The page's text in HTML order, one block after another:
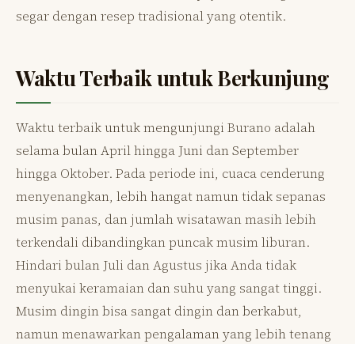
segar dengan resep tradisional yang otentik.
Waktu Terbaik untuk Berkunjung
Waktu terbaik untuk mengunjungi Burano adalah
selama bulan April hingga Juni dan September
hingga Oktober. Pada periode ini, cuaca cenderung
menyenangkan, lebih hangat namun tidak sepanas
musim panas, dan jumlah wisatawan masih lebih
terkendali dibandingkan puncak musim liburan.
Hindari bulan Juli dan Agustus jika Anda tidak
menyukai keramaian dan suhu yang sangat tinggi.
Musim dingin bisa sangat dingin dan berkabut,
namun menawarkan pengalaman yang lebih tenang